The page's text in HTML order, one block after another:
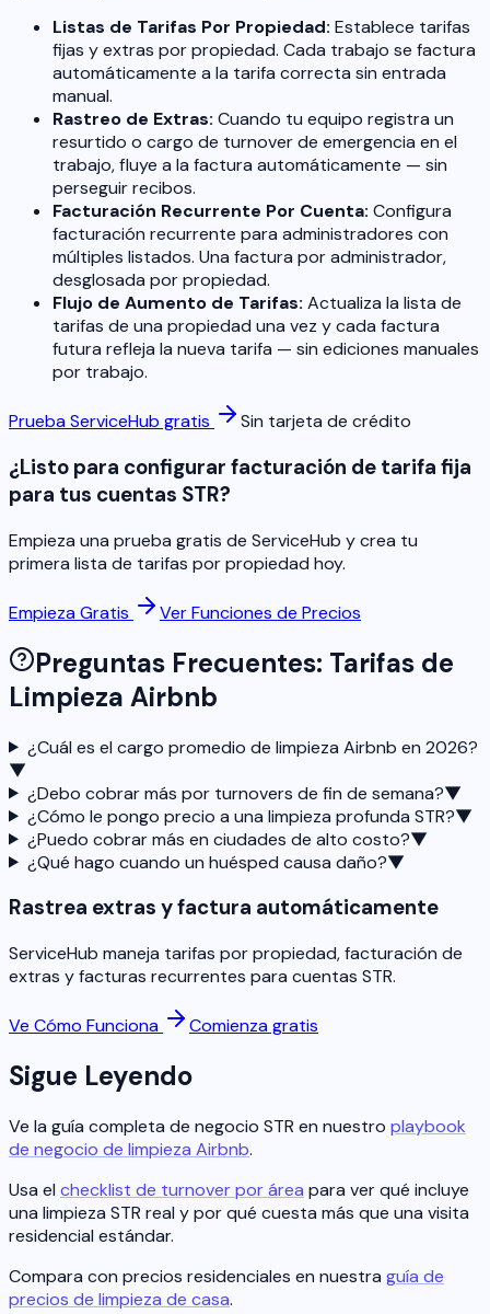
Listas de Tarifas Por Propiedad: Establece tarifas
fijas y extras por propiedad. Cada trabajo se factura
automáticamente a la tarifa correcta sin entrada
manual.
Rastreo de Extras: Cuando tu equipo registra un
resurtido o cargo de turnover de emergencia en el
trabajo, fluye a la factura automáticamente — sin
perseguir recibos.
Facturación Recurrente Por Cuenta: Configura
facturación recurrente para administradores con
múltiples listados. Una factura por administrador,
desglosada por propiedad.
Flujo de Aumento de Tarifas: Actualiza la lista de
tarifas de una propiedad una vez y cada factura
futura refleja la nueva tarifa — sin ediciones manuales
por trabajo.
Prueba ServiceHub gratis Sin tarjeta de crédito
¿Listo para configurar facturación de tarifa fija
para tus cuentas STR?
Empieza una prueba gratis de ServiceHub y crea tu
primera lista de tarifas por propiedad hoy.
Empieza Gratis Ver Funciones de Precios
Preguntas Frecuentes: Tarifas de
Limpieza Airbnb
¿Cuál es el cargo promedio de limpieza Airbnb en 2026?
▼
¿Debo cobrar más por turnovers de fin de semana?▼
¿Cómo le pongo precio a una limpieza profunda STR?▼
¿Puedo cobrar más en ciudades de alto costo?▼
¿Qué hago cuando un huésped causa daño?▼
Rastrea extras y factura automáticamente
ServiceHub maneja tarifas por propiedad, facturación de
extras y facturas recurrentes para cuentas STR.
Ve Cómo Funciona Comienza gratis
Sigue Leyendo
Ve la guía completa de negocio STR en nuestro playbook
de negocio de limpieza Airbnb.
Usa el checklist de turnover por área para ver qué incluye
una limpieza STR real y por qué cuesta más que una visita
residencial estándar.
Compara con precios residenciales en nuestra guía de
precios de limpieza de casa.